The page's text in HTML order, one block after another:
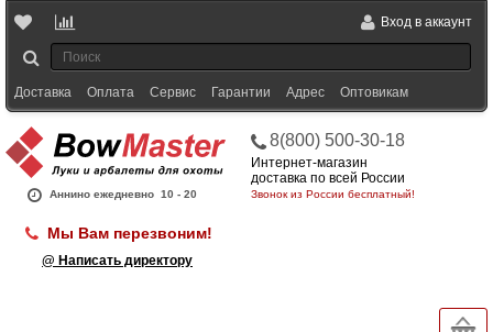
Вход в аккаунт
Доставка Оплата Сервис Гарантии Адрес Оптовикам
Аннино ежедневно 10 - 20
8(800) 500-30-18
Интернет-магазин
доставка по всей России
Звонок из России бесплатный!
Мы Вам перезвоним!
@ Написать директору